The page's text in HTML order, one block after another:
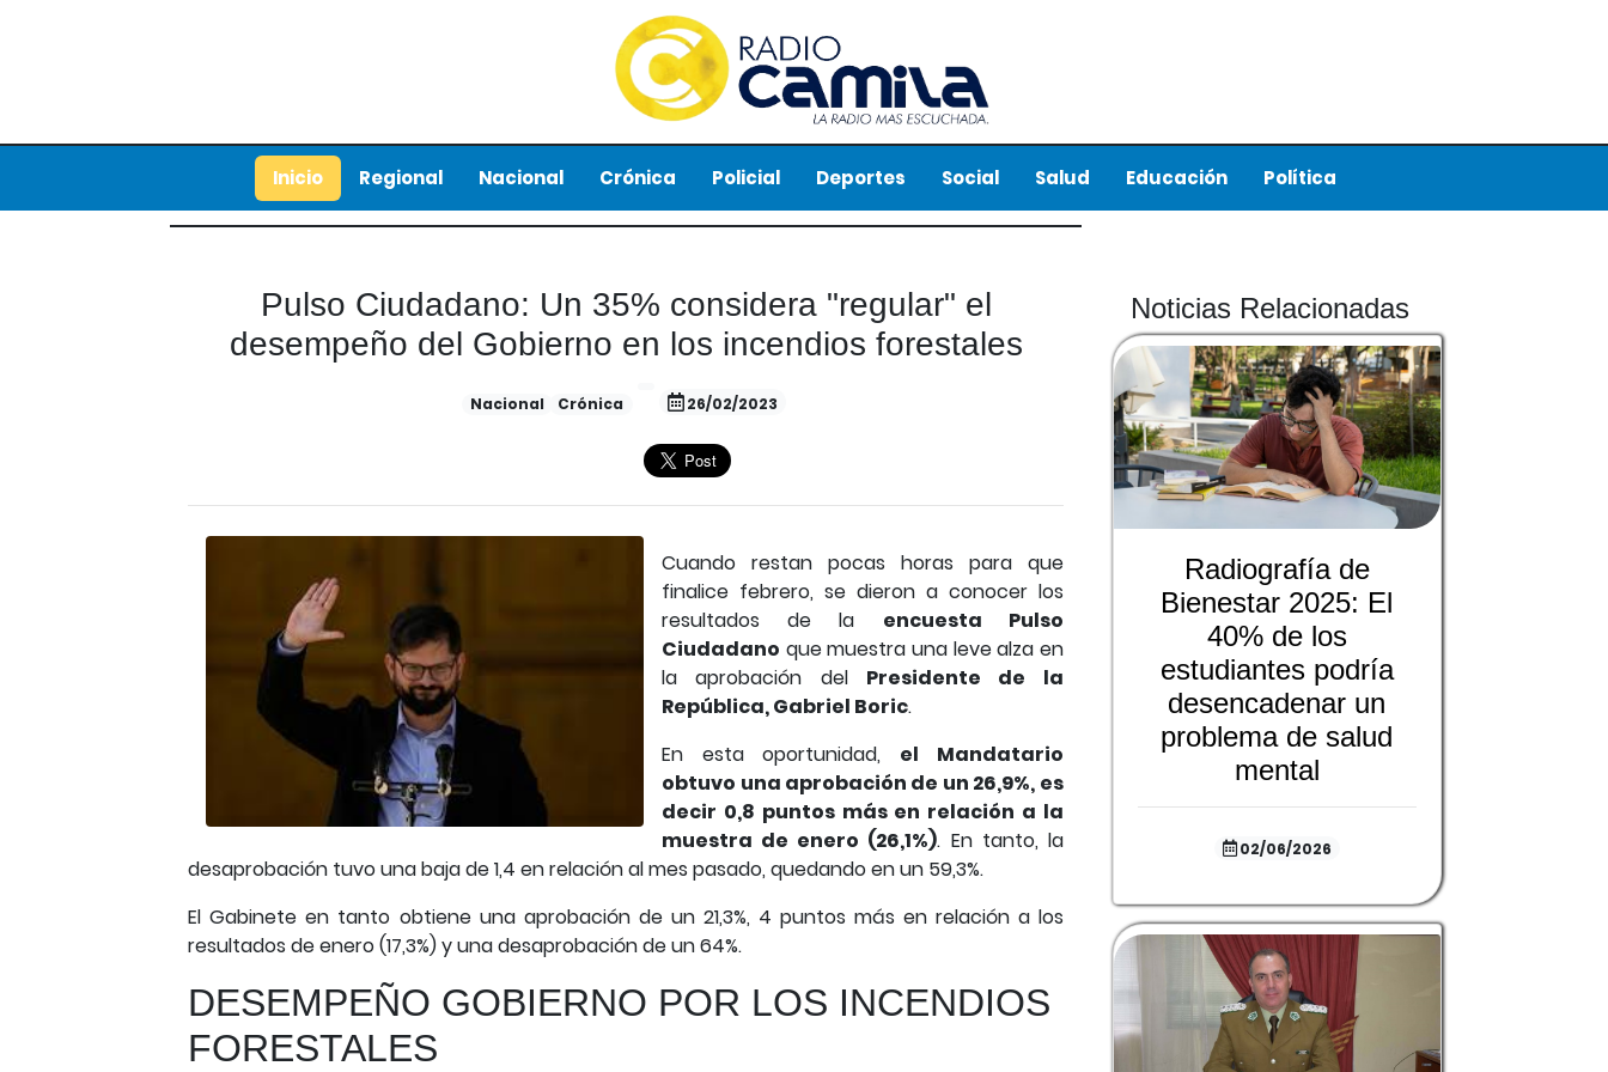
Inicio Regional Nacional Crónica Policial Deportes Social Salud Educación Política
Pulso Ciudadano: Un 35% considera "regular" el
desempeño del Gobierno en los incendios forestales
Nacional Crónica 26/02/2023
Cuando restan pocas horas para que
finalice febrero, se dieron a conocer los
resultados de la encuesta Pulso
Ciudadano que muestra una leve alza en
la aprobación del Presidente de la
República, Gabriel Boric.
En esta oportunidad, el Mandatario
obtuvo una aprobación de un 26,9%, es
decir 0,8 puntos más en relación a la
muestra de enero (26,1%). En tanto, la
desaprobación tuvo una baja de 1,4 en relación al mes pasado, quedando en un 59,3%.
El Gabinete en tanto obtiene una aprobación de un 21,3%, 4 puntos más en relación a los
resultados de enero (17,3%) y una desaprobación de un 64%.
DESEMPEÑO GOBIERNO POR LOS INCENDIOS
FORESTALES
Noticias Relacionadas
Radiografía de
Bienestar 2025: El
40% de los
estudiantes podría
desencadenar un
problema de salud
mental
02/06/2026